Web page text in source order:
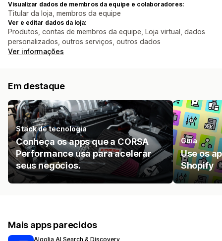
Visualizar dados de membros da equipe e colaboradores:
Titular da loja, membros da equipe
Ver e editar dados da loja:
Produtos, contas de membros da equipe, Loja virtual, dados
personalizados, outros serviços, outros dados
Ver informações
Em destaque
Stack de tecnologia
Conheça os apps que a CORSA
Performance usa para acelerar
seus negócios.
Guia
Use os
Shopify
Mais apps parecidos
Algolia AI Search & Discovery